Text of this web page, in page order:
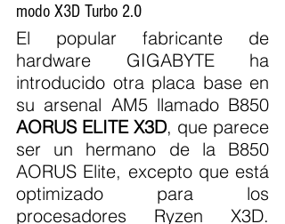
modo X3D Turbo 2.0
El popular fabricante de
hardware GIGABYTE ha
introducido otra placa base en
AORUS ELITE X3D, que parece
ser un hermano de la B850
AORUS Elite, excepto que está
optimizado para los
procesadores Ryzen X3D.